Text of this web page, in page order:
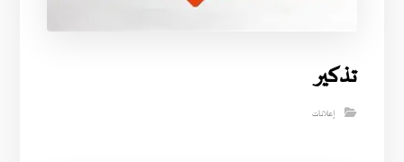
تذكير
إعلانات